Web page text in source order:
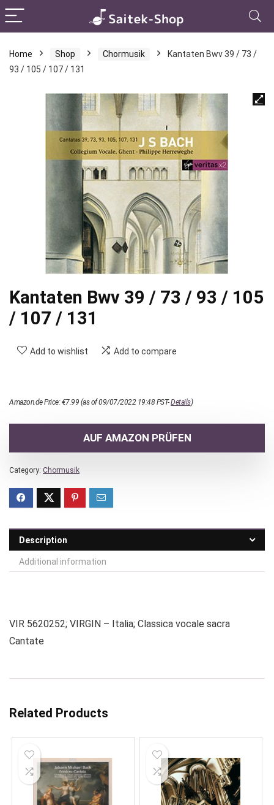
Home Shop Chormusik
Kantaten Bwv 39 / 73 /
93 / 105 / 107 / 131
Kantaten Bwv 39 / 73 / 93 / 105
/ 107 / 131
Add to wishlist Add to compare
Amazon.de Price:€7.99 (as of 09/07/2022 19:48 PST-Details)
AUF AMAZON PRÜFEN
Category: Chormusik
Description
Additional information
VIR 5620252; VIRGIN – Italia; Classica vocale sacra
Cantate
Related Products